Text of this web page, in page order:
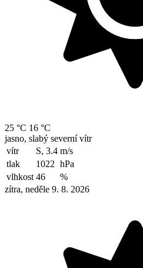
25 °C 16 °C
jasno, slabý severní vítr
vítr
S, 3.4 m/s
tlak
1022 hPa
vlhkost 46
%
zítra, neděle 9. 8. 2026